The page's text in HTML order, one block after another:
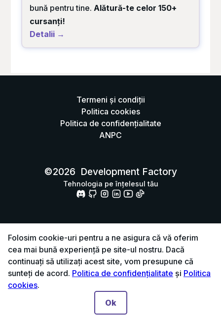
bună pentru tine. Alătură-te celor 150+
cursanți!
Detalii →
©2026 Development Factory
Tehnologia pe înțelesul tău
Termeni și condiții
Politica cookies
Politica de confidențialitate
ANPC
Folosim cookie-uri pentru a ne asigura că vă oferim
cea mai bună experiență pe site-ul nostru. Dacă
continuați să utilizați acest site, vom presupune că
sunteți de acord. Politica de confidențialitate și Politica
cookies.
Ok